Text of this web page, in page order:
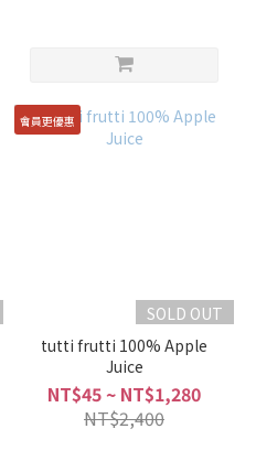
會員更優惠
SOLD OUT
tutti frutti 100% Apple
Juice
NT$45 ~ NT$1,280
NT$2,400